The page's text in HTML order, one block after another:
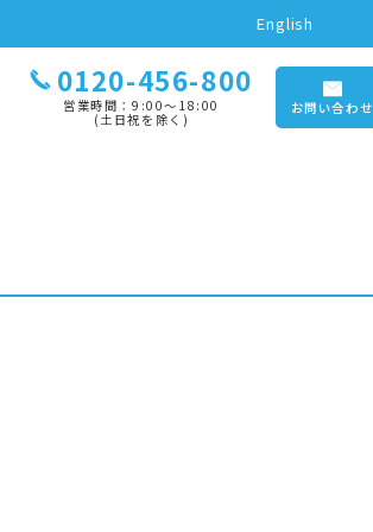
English
0120-456-800
営業時間：9:00〜18:00
(土日祝を除く)
お問い合わせ